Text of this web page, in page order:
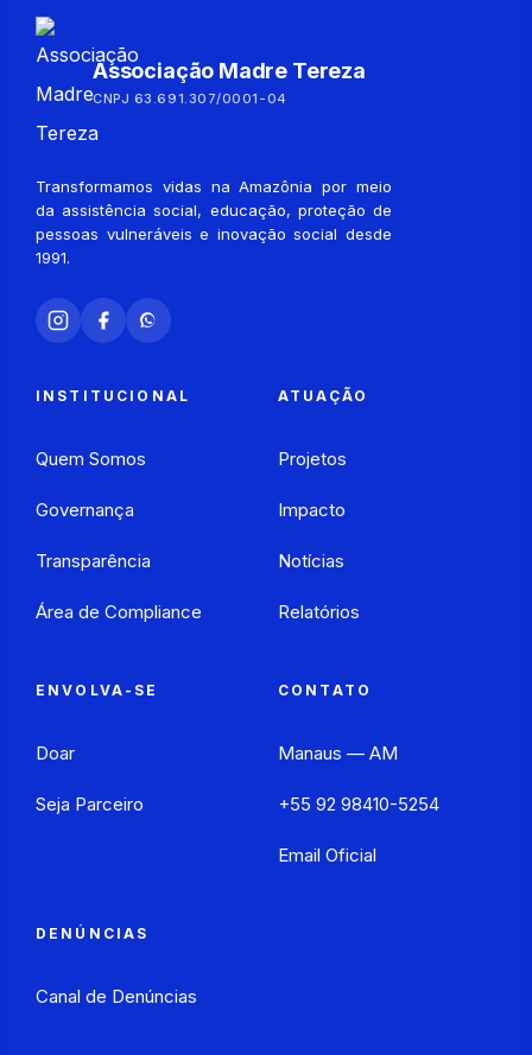
Associação Madre Tereza
CNPJ 63.691.307/0001-04
Transformamos vidas na Amazônia por meio
da assistência social, educação, proteção de
pessoas vulneráveis e inovação social desde
1991.
INSTITUCIONAL
Quem Somos
Governança
Transparência
Área de Compliance
ATUAÇÃO
Projetos
Impacto
Notícias
Relatórios
ENVOLVA-SE
Doar
Seja Parceiro
CONTATO
Manaus — AM
+55 92 98410-5254
Email Oficial
DENÚNCIAS
Canal de Denúncias